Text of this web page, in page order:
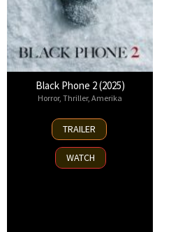
Black Phone 2 (2025)
Horror, Thriller, Amerika
15
Oct
2025
TRAILER
WATCH